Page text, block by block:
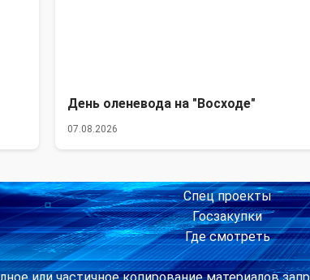
День оленевода на "Восходе"
07.08.2026
Спец проекты
Госзакупки
Где смотреть